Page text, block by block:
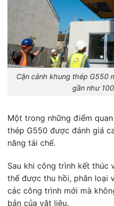
Cận cảnh khung thép G550
gần như
Một trong những điểm
thép G550 được đánh giá
năng tái chế.
Sau khi công trình kết thúc
thể được thu hồi, phân loại
các công trình mới mà
bản của vật liệu.